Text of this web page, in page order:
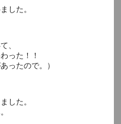
した。
、
った！！
ったので。）
した。